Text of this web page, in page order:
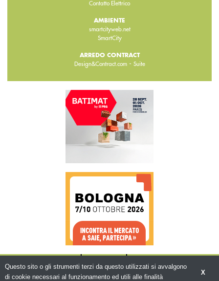
Contatto Elettrico
AMBIENTE
smartcityweb.net
SmartCity
ARREDO CONTRACT
Design&Contract.com- Suite
X
Questo sito o gli strumenti terzi da questo utilizzati si avvalgono
di cookie necessari al funzionamento ed utili alle finalità